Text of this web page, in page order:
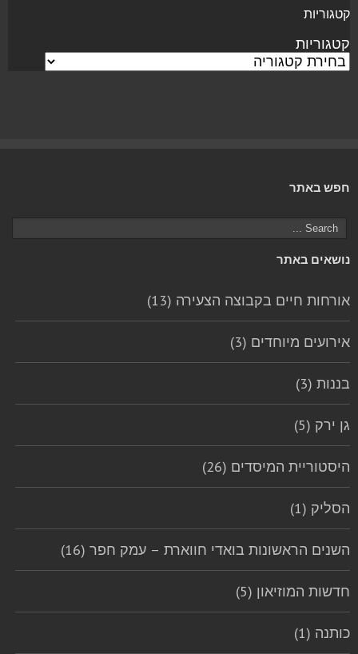
קטגוריות
קטגוריות
חפש באתר
נושאים באתר
אורחות חיים בקבוצה הצעירה (13)
אירועים מיוחדים (3)
בננות (3)
גן ירק (5)
היסטוריית המיסדים (26)
הסליק (1)
השנים הראשונות בואדי חווארת – עמק חפר (16)
חדשות המוזיאון (5)
כותנה (1)